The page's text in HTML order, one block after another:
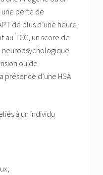
perte de
de plus d’une heure,
au TCC, un score de
neuropsychologique
ou de
d’une HSA
à un individu